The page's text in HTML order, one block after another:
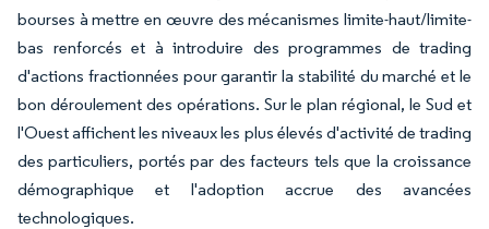
bourses à mettre en œuvre des mécanismes limite-haut/limite-
bas renforcés et à introduire des programmes de trading
d'actions fractionnées pour garantir la stabilité du marché et le
bon déroulement des opérations. Sur le plan régional, le Sud et
l'Ouest affichent les niveaux les plus élevés d'activité de trading
des particuliers, portés par des facteurs tels que la croissance
démographique et l'adoption accrue des avancées
technologiques.